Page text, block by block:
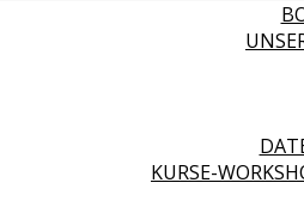
KURSE-